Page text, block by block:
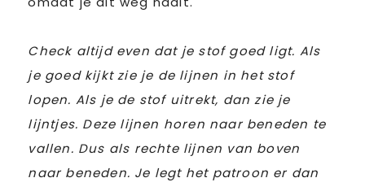
Check altijd even dat je stof goed ligt. Als
je goed kijkt zie je de lijnen in het stof
lopen. Als je de stof uitrekt, dan zie je
lijntjes. Deze lijnen horen naar beneden te
vallen. Dus als rechte lijnen van boven
naar beneden. Je legt het patroon er dan